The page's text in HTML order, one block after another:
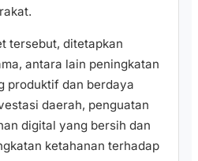
tersebut, ditetapkan
antara lain peningkatan
produktif dan berdaya
daerah, penguatan
digital yang bersih dan
ketahanan terhadap